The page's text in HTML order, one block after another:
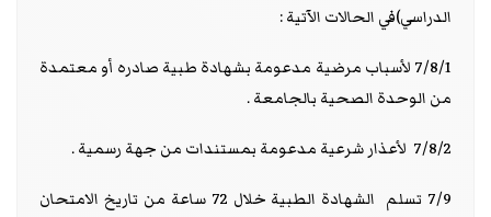
الدراسي)في الحالات الآتية :
7/8/1 لأسباب مرضية مدعومة بشهادة طبية صادره أو معتمدة
من الوحدة الصحية بالجامعة .
7/8/2 لأعذار شرعية مدعومة بمستندات من جهة رسمية .
7/9 تسلم الشهادة الطبية خلال 72 ساعة من تاريخ الامتحان